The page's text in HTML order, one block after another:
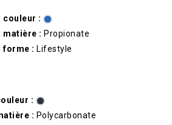
couleur :
matière : Propionate
forme : Lifestyle
:
: Polycarbonate